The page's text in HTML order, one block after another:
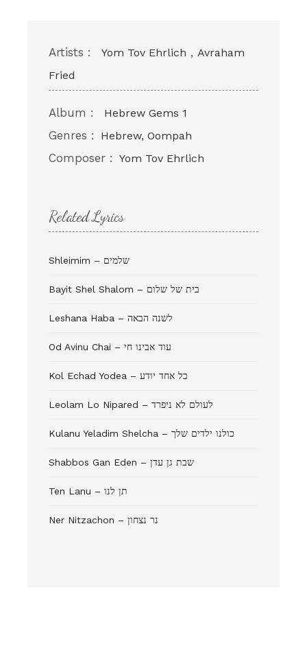
Artists : Yom Tov Ehrlich , Avraham
Fried
Album : Hebrew Gems 1
Genres : Hebrew, Oompah
Composer : Yom Tov Ehrlich
Related Lyrics
Shleimim – שלמים
Bayit Shel Shalom – בית של שלום
Leshana Haba – לשנה הבאה
Od Avinu Chai – עוד אבינו חי
Kol Echad Yodea – כל אחד יודע
Leolam Lo Nipared – לעולם לא ניפרד
Kulanu Yeladim Shelcha – כולנו ילדים שלך
Shabbos Gan Eden – שבת גן עדן
Ten Lanu – תן לנו
Ner Nitzachon – נר נצחון